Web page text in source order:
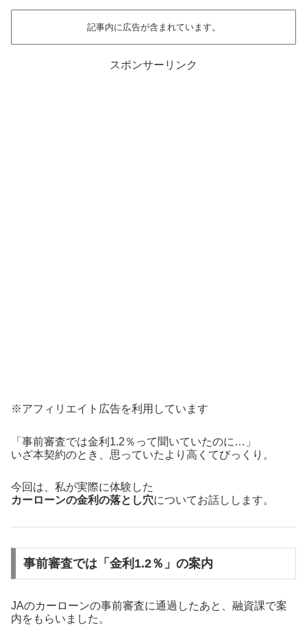
記事内に広告が含まれています。
スポンサーリンク
※アフィリエイト広告を利用しています
「事前審査では金利1.2％って聞いていたのに…」
いざ本契約のとき、思っていたより高くてびっくり。
今回は、私が実際に体験した
カーローンの金利の落とし穴についてお話しします。
事前審査では「金利1.2％」の案内
JAのカーローンの事前審査に通過したあと、融資課で案
内をもらいました。